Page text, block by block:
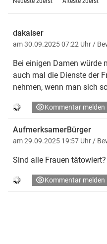
dakaiser
am 30.09.2025 07:22 Uhr /
Bei einigen Damen würde
auch mal die Dienste der
nehmen, wenn man sich
Kommentar melden
AufmerksamerBürger
am 29.09.2025 19:57 Uhr /
Sind alle Frauen tätowiert?
Kommentar melden